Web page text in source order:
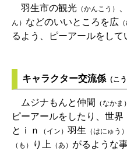
羽生市の観光 （かんこう）
ん） などのいいところを広
るよう、ピーアールをして
キャラクター交流係（こ
ムジナもんと仲間 （なかま）
ピーアールをしたり、世界
とｉｎ
（イン） 羽生 （はにゅう）
（も） り上 （あ） がるような